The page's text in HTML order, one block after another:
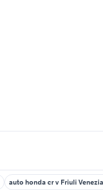
auto honda cr v Friuli